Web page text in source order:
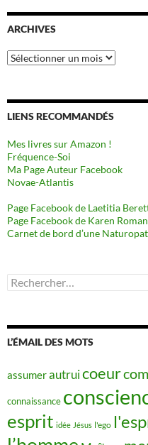
ARCHIVES
Archives
LIENS RECOMMANDÉS
Mes livres sur Amazon !
Fréquence-Soi
Ma Page Auteur Facebook
Novae-Atlantis
Page Facebook de Laetitia
Page Facebook de Karen
Carnet de bord d’une
Rechercher :
L’ÉMAIL DES MOTS
assumerautruicoeur
connaissance
esprit idée Jésus l'ego